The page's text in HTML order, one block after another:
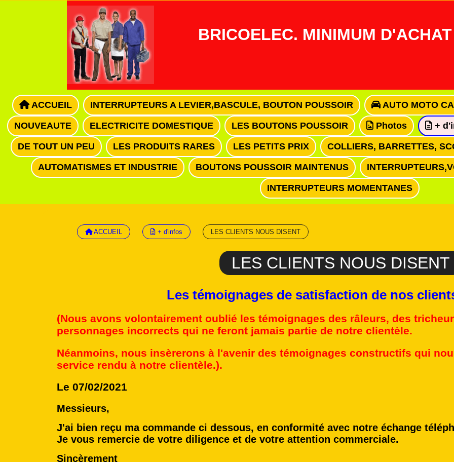
BRICOELEC. MINIMUM
ACCUEIL INTERRUPTEURS A LEVIER,BASCULE, BOUTON POUSSOIR AUTO MOTO
NOUVEAUTE ELECTRICITE DOMESTIQUE LES BOUTONS POUSSOIR Photos +
DE TOUT UN PEU LES PRODUITS RARES LES PETITS PRIX COLLIERS, BARRETTES,
AUTOMATISMES ET INDUSTRIE BOUTONS POUSSOIR MAINTENUS
INTERRUPTEURS MOMENTANES
ACCUEIL + d'infos LES CLIENTS NOUS DISENT
LES CLIENTS NOUS DISENT
Les témoignages de satisfaction de nos
(Nous avons volontairement oublié les témoignages des râleurs, des
personnages incorrects qui ne feront jamais partie de notre clientèle.
Néanmoins, nous insèrerons à l'avenir des témoignages constructifs qui
service rendu à notre clientèle.).
Le 07/02/2021
Messieurs,
J'ai bien reçu ma commande ci dessous, en conformité avec notre échange
Je vous remercie de votre diligence et de votre attention commerciale.
Sincèrement